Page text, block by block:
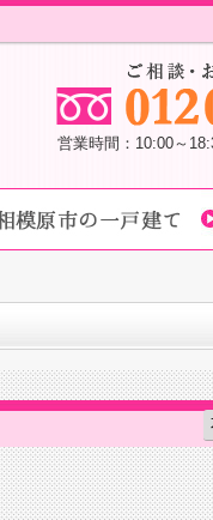
営業時間：10:00～